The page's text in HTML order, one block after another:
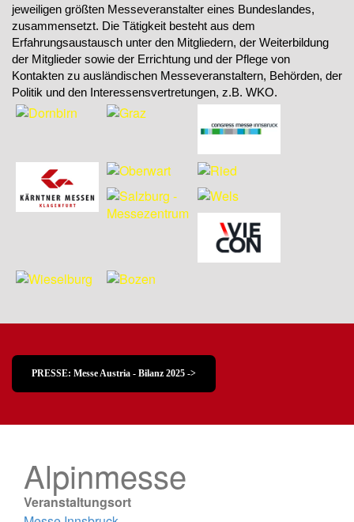
jeweiligen größten Messeveranstalter eines Bundeslandes,
zusammensetzt. Die Tätigkeit besteht aus dem
Erfahrungsaustausch unter den Mitgliedern, der Weiterbildung
der Mitglieder sowie der Errichtung und der Pflege von
Kontakten zu ausländischen Messeveranstaltern, Behörden, der
Politik und den Interessensvertretungen, z.B. WKO.
PRESSE: Messe Austria - Bilanz 2025 ->
Alpinmesse
Veranstaltungsort